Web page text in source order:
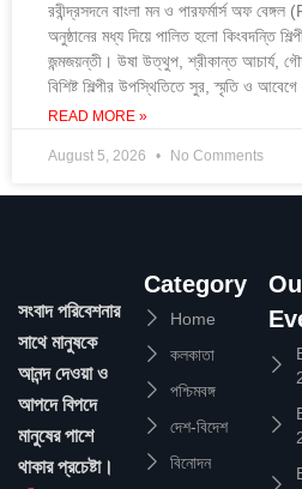
রবীন্দ্রসদনে বাংলা মন ও পারফর্মার্স অফ
অনুষ্ঠানের মধ্য দিয়ে পালিত হলো কিংবদন্তি
জন্মজয়ন্তী। উষা উত্থুপ, শ্রীকান্ত আচার্য,
বিশিষ্ট শিল্পীর উপস্থিতিতে সুর, স্মৃতি ও
READ MORE »
August 5, 2026 No Comments
সংবাদ পরিবেশনার
সাথে মানুষকে
আনন্দ দেওয়া ও
আপদে বিপদে
মানুষের পাশে
থাকার প্রচেষ্টা।
Category
Home
কলকাতা
পশ্চিমবঙ্গ
দেশ-বিদেশ
বিনোদন